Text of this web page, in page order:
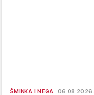
ŠMINKA I NEGA 06.08.2026.